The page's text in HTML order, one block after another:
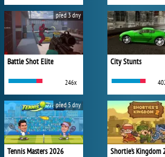
Battle Shot Elite
246x
před 3 dny
Tennis Masters 2026
před 5 dny
City Stunts
Shortie's Kingdom